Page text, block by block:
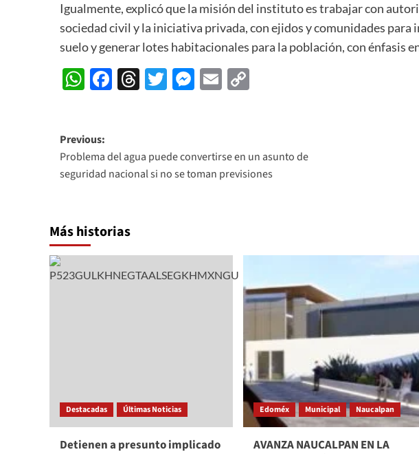
Igualmente, explicó que la misión del instituto es trabajar con
sociedad civil y la iniciativa privada, con ejidos y comunidades para
suelo y generar lotes habitacionales para la población, con énfasis
WhatsApp
Facebook
Threads
Twitter
Messenger
Email
Post
navigation
Previous:
Problema del agua puede convertirse en un asunto de
seguridad nacional si no se toman previsiones
Más historias
Destacadas Últimas Noticias
Detienen a presunto implicado
Edoméx Municipal Naucalpan
AVANZA NAUCALPAN EN LA